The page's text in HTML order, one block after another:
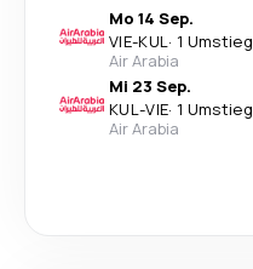
Mo 14 Sep.
VIE-KUL· 1 Umstieg
Air Arabia
Mi 23 Sep.
KUL-VIE· 1 Umstieg
Air Arabia